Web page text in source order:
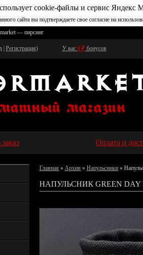
cookie-файлы и сервис Яндекс
сайта вы подтверждаете свое согласие на
— пирсинг
Регистрация) У вас 0 ₽ бонусов
Оплата и
Главная » Архив » Напульсники »
НАПУЛЬСНИК GREEN DAY